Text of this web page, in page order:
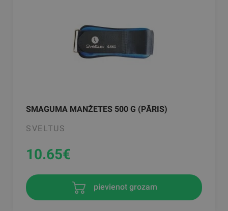
SMAGUMA MANŽETES 500 G (PĀRIS)
SVELTUS
10.65€
pievienot grozam